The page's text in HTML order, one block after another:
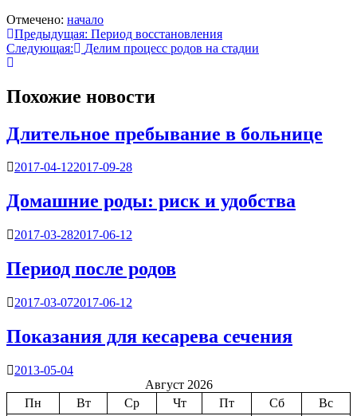
Отмечено: начало
Навигация
по
Предыдущая: Период восстановления
Следующая:
Делим процесс родов на стадии
Похожие новости
Длительное пребывание в больнице
2017-04-122017-09-28
Домашние роды: риск и удобства
2017-03-282017-06-12
Период после родов
2017-03-072017-06-12
Показания для кесарева сечения
2013-05-04
Август 2026
Пн
Вт Ср Чт Пт Сб
Вс